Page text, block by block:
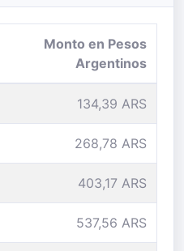
Monto en Pesos
Argentinos
134,39 ARS
268,78 ARS
403,17 ARS
537,56 ARS